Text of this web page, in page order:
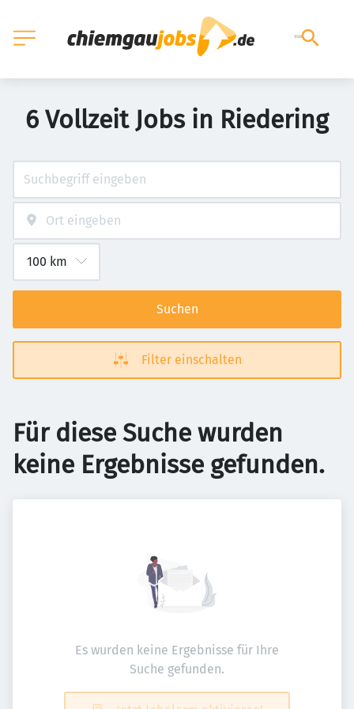
6 Vollzeit Jobs in Riedering
Suchen
Filter einschalten
Für diese Suche wurden
keine Ergebnisse gefunden.
Es wurden keine Ergebnisse für Ihre
Suche gefunden.